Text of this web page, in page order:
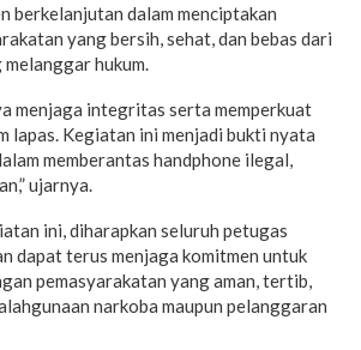
berkelanjutan dalam menciptakan
yang bersih, sehat, dan bebas dari
hukum.
menjaga integritas serta memperkuat
lapas. Kegiatan ini menjadi bukti nyata
memberantas handphone ilegal,
ujarnya.
ini, diharapkan seluruh petugas
dapat terus menjaga komitmen untuk
pemasyarakatan yang aman, tertib,
narkoba maupun pelanggaran